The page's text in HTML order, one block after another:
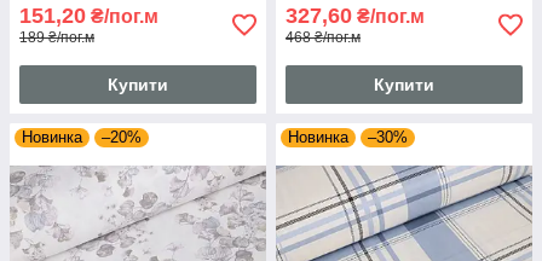
151,20 ₴/пог.м
189 ₴/пог.м
Купити
327,60 ₴/пог.м
468 ₴/пог.м
Купити
Новинка –20% Новинка –30%